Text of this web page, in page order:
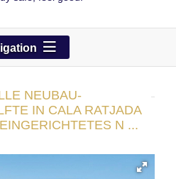
NEUBAU-
IN CALA RATJADA
N ...